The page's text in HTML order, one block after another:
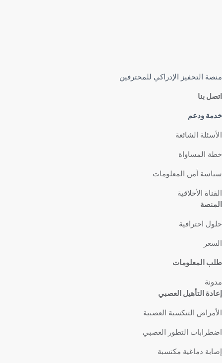
منصة التحفيز الإدراكي للمحترفين
اتصل بنا
خدمة ودعم
الأسئلة الشائعة
خطة المساواة
سياسة أمن المعلومات
القناة الأخلاقية
المنصة
حلول احترافية
السعر
طلب المعلومات
مدونة
إعادة التأهيل العصبي
الأمراض التنكسية العصبية
اضطرابات التطور العصبي
إصابة دماغية مكتسبة